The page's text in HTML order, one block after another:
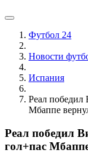
Футбол 24
Новости
Испания
Реал победил
Мбаппе
Реал победил
гол+пас